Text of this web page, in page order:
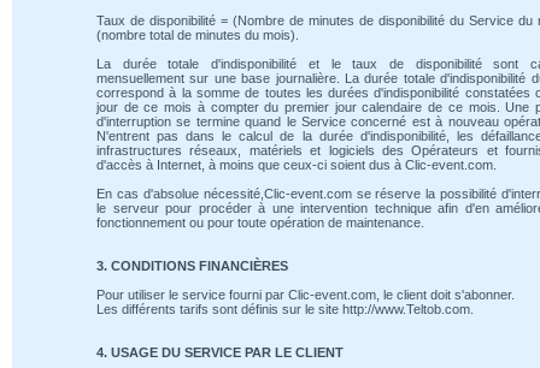
Taux de disponibilité = (Nombre de minutes de disponibilité du Service du
(nombre total de minutes du mois).
La durée totale d'indisponibilité et le taux de disponibilité sont
mensuellement sur une base journalière. La durée totale d'indisponibilité
correspond à la somme de toutes les durées d'indisponibilité constatées
jour de ce mois à compter du premier jour calendaire de ce mois. Une
d'interruption se termine quand le Service concerné est à nouveau
N'entrent pas dans le calcul de la durée d'indisponibilité, les
infrastructures réseaux, matériels et logiciels des Opérateurs et
d'accès à Internet, à moins que ceux-ci soient dus à Clic-event.com.
En cas d'absolue nécessité,Clic-event.com se réserve la possibilité
le serveur pour procéder à une intervention technique afin d'en
fonctionnement ou pour toute opération de maintenance.
3. CONDITIONS FINANCIÈRES
Pour utiliser le service fourni par Clic-event.com, le client doit s'abonner.
Les différents tarifs sont définis sur le site http://www.Teltob.com.
4. USAGE DU SERVICE PAR LE CLIENT